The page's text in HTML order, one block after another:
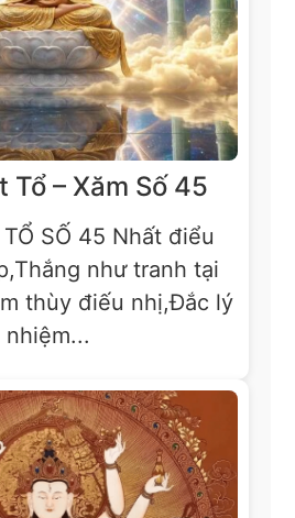
Tổ – Xăm Số 45
SỐ 45 Nhất điểu
như tranh tại
thùy điếu nhị,Đắc lý
nhiệm...